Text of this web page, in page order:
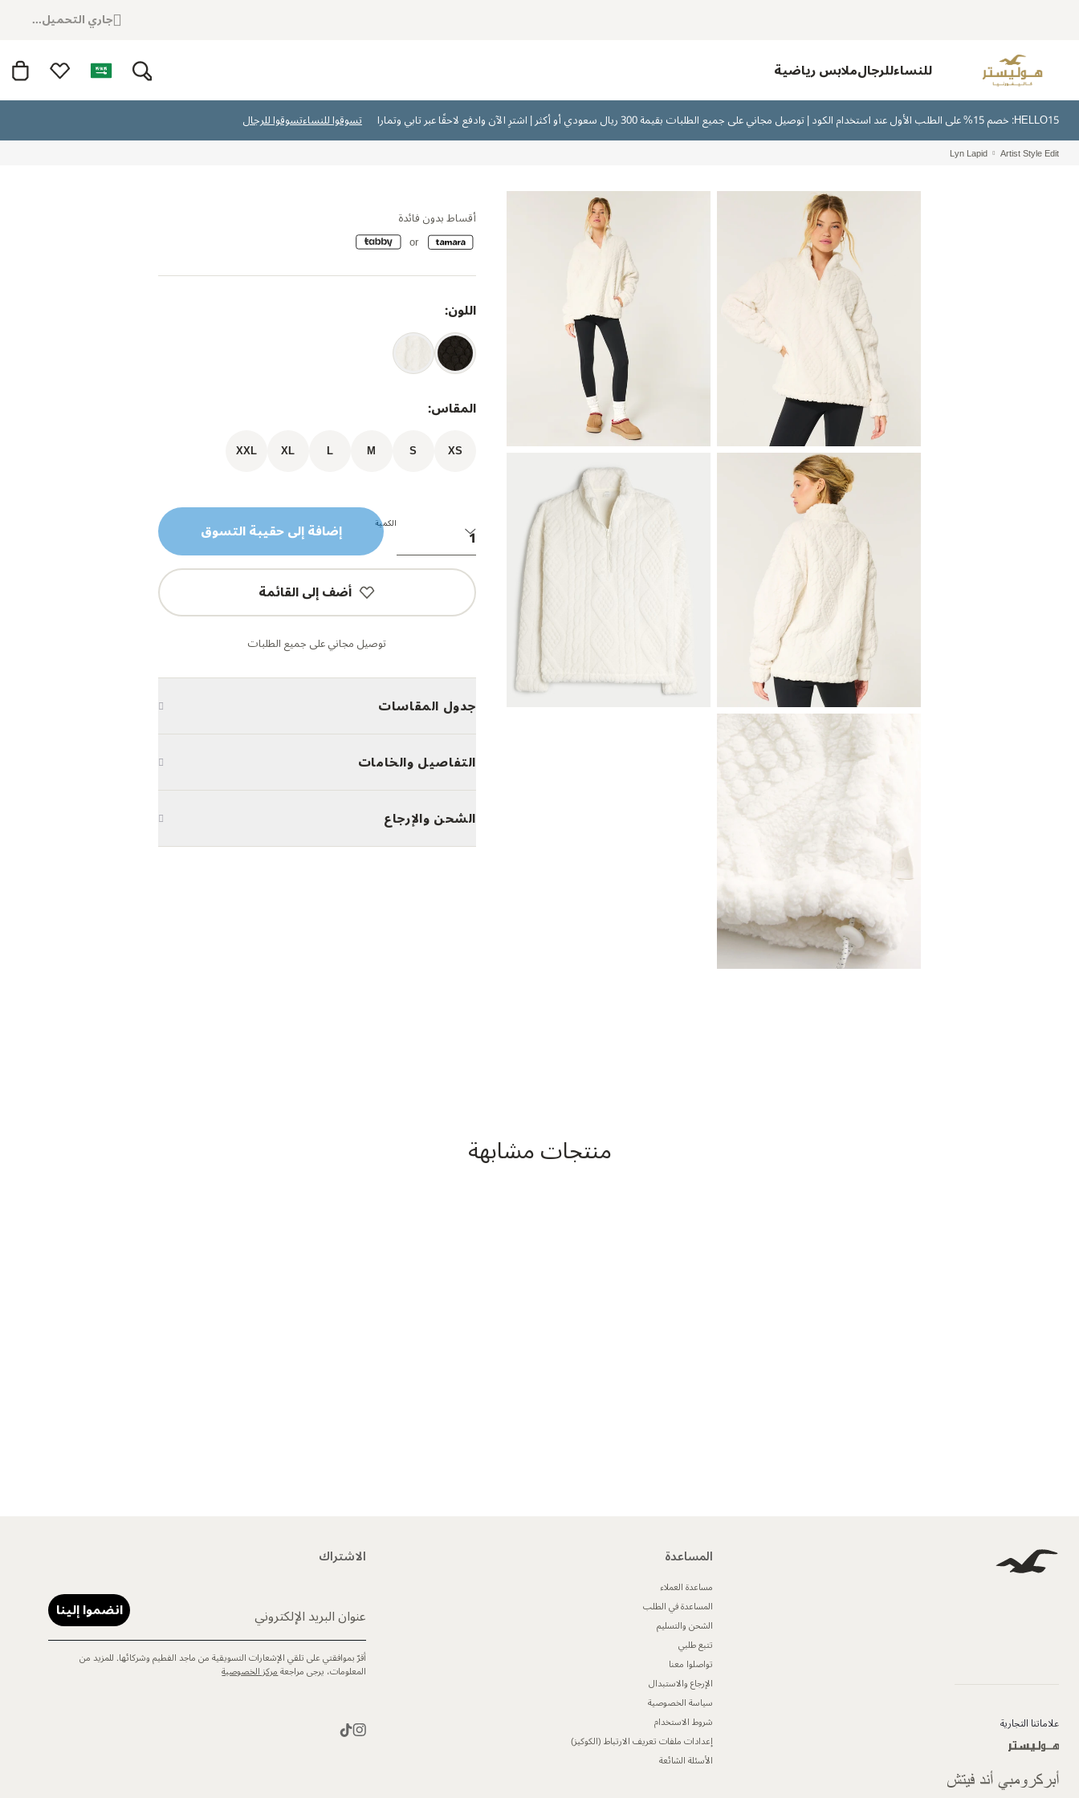
جاري التحميل...
للنساءللرجالملابس رياضية
HELLO15: خصم 15% على الطلب الأول عند استخدام الكود | توصيل مجاني على جميع الطلبات بقيمة 300 ريال سعودي أو أكثر | اشترِ الآن وادفع لاحقًا عبر تابي وتمارا تسوقوا للنساءتسوقوا للرجال
Artist Style Edit
Lyn Lapid
أقساط بدون فائدة
اللون:
المقاس:
XS
S
M
L
XL
XXL
الكمية إضافة إلى حقيبة التسوق
أضف إلى القائمة
توصيل مجاني على جميع الطلبات
جدول المقاسات
التفاصيل والخامات
الشحن والإرجاع
منتجات مشابهة
علاماتنا التجارية
المساعدة
مساعدة العملاء
المساعدة في الطلب
الشحن والتسليم
تتبع طلبي
تواصلوا معنا
الإرجاع والاستبدال
سياسة الخصوصية
شروط الاستخدام
إعدادات ملفات تعريف الارتباط (الكوكيز)
الأسئلة الشائعة
الاشتراك
عنوان البريد الإلكتروني انضموا إلينا
أقرّ بموافقتي على تلقي الإشعارات التسويقية من ماجد الفطيم وشركائها. للمزيد من
المعلومات، يرجى مراجعةمركز الخصوصية